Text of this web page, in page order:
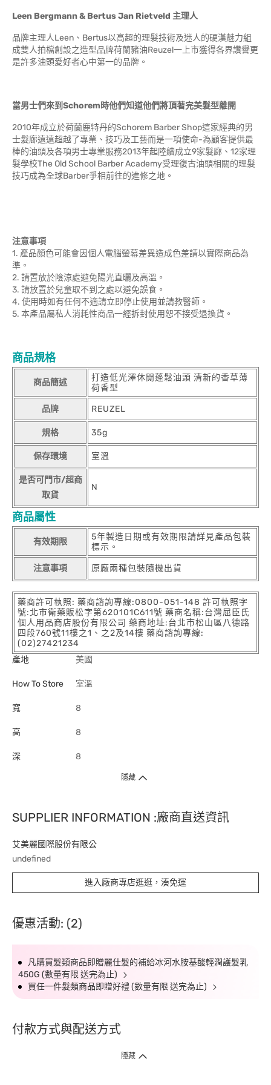
Leen Bergmann & Bertus Jan Rietveld 主理人
品牌主理人Leen、Bertus以高超的理髮技術及迷人的硬漢魅力組
成雙人拍檔創設之造型品牌荷蘭豬油Reuzel一上市獲得各界讚譽更
是許多油頭愛好者心中第一的品牌。
當男士們來到Schorem時他們知道他們將頂著完美髮型離開
2010年成立於荷蘭鹿特丹的Schorem Barber Shop這家經典的男
士髮廊遠遠超越了專業、技巧及工藝而是一項使命-為顧客提供最
棒的油頭及各項男士專業服務2013年起陸續成立9家髮廊、12家理
髮學校The Old School Barber Academy受理復古油頭相關的理髮
技巧成為全球Barber爭相前往的進修之地。
注意事項
1. 產品顏色可能會因個人電腦螢幕差異造成色差請以實際商品為
準。
2. 請置放於陰涼處避免陽光直曬及高溫。
3. 請放置於兒童取不到之處以避免誤食。
4. 使用時如有任何不適請立即停止使用並請教醫師。
5. 本產品屬私人消耗性商品一經拆封使用恕不接受退換貨。
商品規格
商品簡述
打造低光澤休閒蓬鬆油頭 清新的香草薄
荷香型
品牌 REUZEL
規格 35g
保存環境 室溫
是否可門市/超商
取貨
N
商品屬性
有效期限
5年製造日期或有效期限請詳見產品包裝
標示。
注意事項 原廠兩種包裝隨機出貨
藥商許可執照: 藥商諮詢專線:0800-051-148 許可執照字
號:北市衛藥販松字第620101C611號 藥商名稱:台灣屈臣氏
個人用品商店股份有限公司 藥商地址:台北市松山區八德路
四段760號11樓之1、之2及14樓 藥商諮詢專線:
(02)27421234
產地
美國
How To Store 室溫
寬 8
高 8
深 8
隱藏
SUPPLIER INFORMATION :廠商直送資訊
艾美麗國際股份有限公
undefined
進入廠商專店逛逛，湊免運
優惠活動: (2)
凡購買髮類商品即贈麗仕髮的補給冰河水胺基酸輕潤護髮乳
450G (數量有限 送完為止)
買任一件髮類商品即贈好禮 (數量有限 送完為止)
付款方式與配送方式
隱藏